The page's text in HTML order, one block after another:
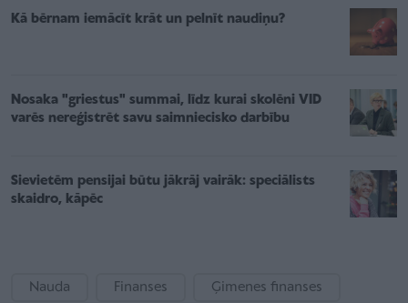
Kā bērnam iemācīt krāt un pelnīt naudiņu?
Nosaka "griestus" summai, līdz kurai skolēni VID
varēs nereģistrēt savu saimniecisko darbību
Sievietēm pensijai būtu jākrāj vairāk: speciālists
skaidro, kāpēc
Nauda Finanses Ģimenes finanses